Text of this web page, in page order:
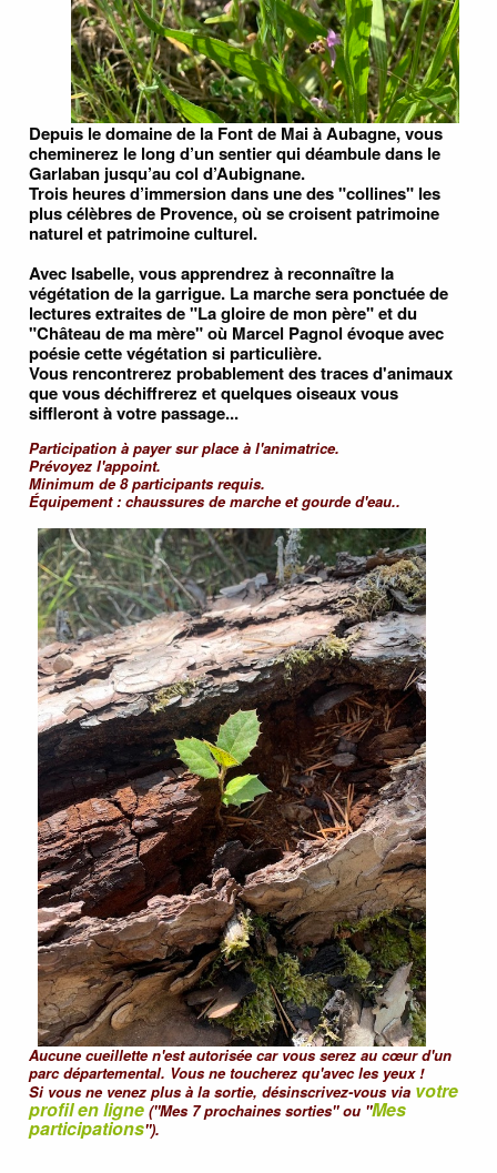
Depuis le domaine de la Font de Mai à Aubagne, vous
cheminerez le long d’un sentier qui déambule dans le
Garlaban jusqu’au col d’Aubignane.
Trois heures d’immersion dans une des "collines" les
plus célèbres de Provence, où se croisent patrimoine
naturel et patrimoine culturel.
Avec Isabelle, vous apprendrez à reconnaître la
végétation de la garrigue. La marche sera ponctuée de
lectures extraites de "La gloire de mon père" et du
"Château de ma mère" où Marcel Pagnol évoque avec
poésie cette végétation si particulière.
Vous rencontrerez probablement des traces d'animaux
que vous déchiffrerez et quelques oiseaux vous
siffleront à votre passage...
Participation à payer sur place à l'animatrice.
Prévoyez l'appoint.
Minimum de 8 participants requis.
Équipement : chaussures de marche et gourde d'eau..
Aucune cueillette n'est autorisée car vous serez au cœur d'un
parc départemental. Vous ne toucherez qu'avec les yeux !
Si vous ne venez plus à la sortie, désinscrivez-vous via votre
profil en ligne ("Mes 7 prochaines sorties" ou "Mes
participations").